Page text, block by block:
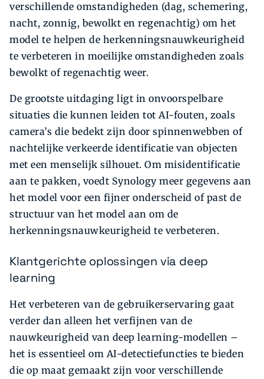
verschillende omstandigheden (dag, schemering,
nacht, zonnig, bewolkt en regenachtig) om het
model te helpen de herkenningsnauwkeurigheid
te verbeteren in moeilijke omstandigheden zoals
bewolkt of regenachtig weer.
De grootste uitdaging ligt in onvoorspelbare
situaties die kunnen leiden tot AI-fouten, zoals
camera’s die bedekt zijn door spinnenwebben of
nachtelijke verkeerde identificatie van objecten
met een menselijk silhouet. Om misidentificatie
aan te pakken, voedt Synology meer gegevens aan
het model voor een fijner onderscheid of past de
structuur van het model aan om de
herkenningsnauwkeurigheid te verbeteren.
Klantgerichte oplossingen via deep
learning
Het verbeteren van de gebruikerservaring gaat
verder dan alleen het verfijnen van de
nauwkeurigheid van deep learning-modellen –
het is essentieel om AI-detectiefuncties te bieden
die op maat gemaakt zijn voor verschillende